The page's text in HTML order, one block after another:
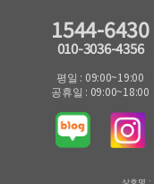
1544-6430
010-3036-4356
평일 : 09:00~19:00
공휴일 : 09:00~18:00
상호명 :